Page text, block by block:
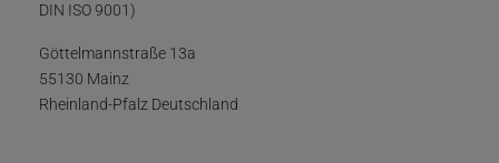
DIN ISO 9001)
Göttelmannstraße 13a
55130 Mainz
Rheinland-Pfalz Deutschland